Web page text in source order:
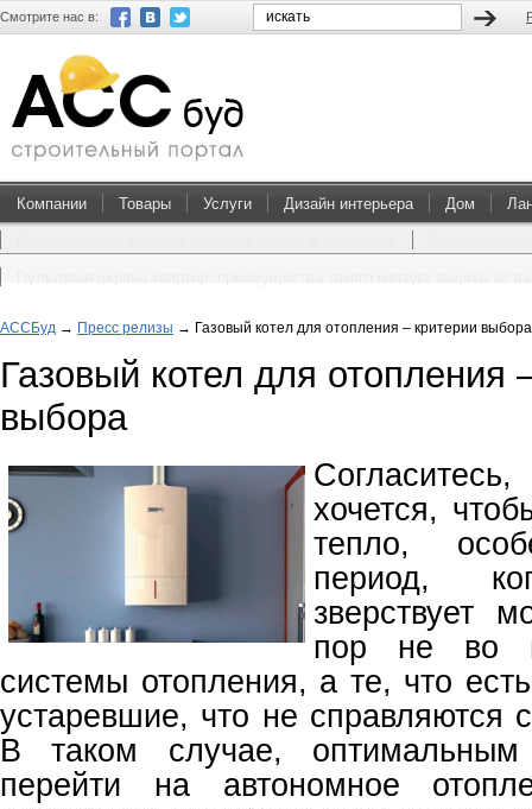
Смотрите нас в:
Компании Товары Услуги Дизайн интерьера Дом
АССБуд → Пресс релизы → Газовый котел для отопления – критерии выбора
Газовый котел для отопления
выбора
хочется,
тепло,
период,
зверствует
пор не во
системы отопления, а те, что
устаревшие, что не справляются
В таком случае,
перейти на автономное